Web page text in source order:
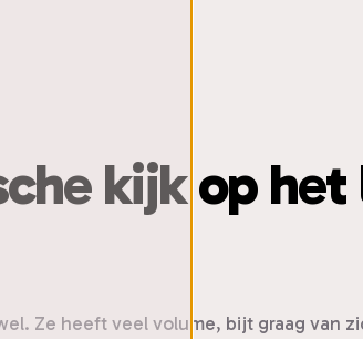
kijk op het
Ze heeft veel volume, bijt graag van